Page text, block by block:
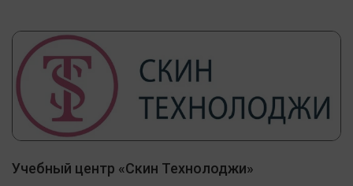
Учебный центр «Скин Технолоджи»